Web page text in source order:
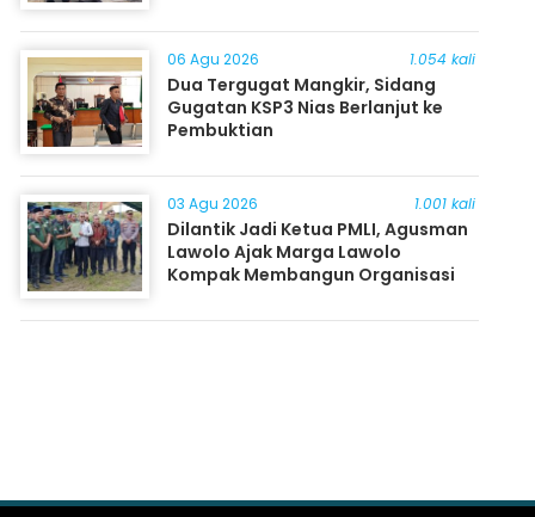
06 Agu 2026 1.054 kali
Dua Tergugat Mangkir, Sidang
Gugatan KSP3 Nias Berlanjut ke
Pembuktian
03 Agu 2026 1.001 kali
Dilantik Jadi Ketua PMLI, Agusman
Lawolo Ajak Marga Lawolo
Kompak Membangun Organisasi